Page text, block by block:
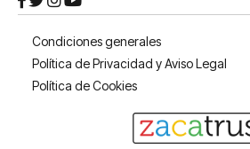
Condiciones generales
Política de Privacidad y Aviso Legal
Política de Cookies